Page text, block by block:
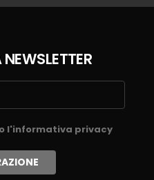
l'informativa privacy